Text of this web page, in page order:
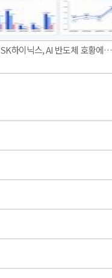
SK하이닉스, AI 반도체 호황에…